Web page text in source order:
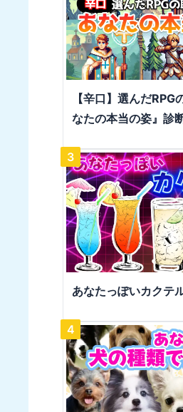
【辛口】選んだ
なたの本当の姿』診
3
あなたっぽいカクテ
4